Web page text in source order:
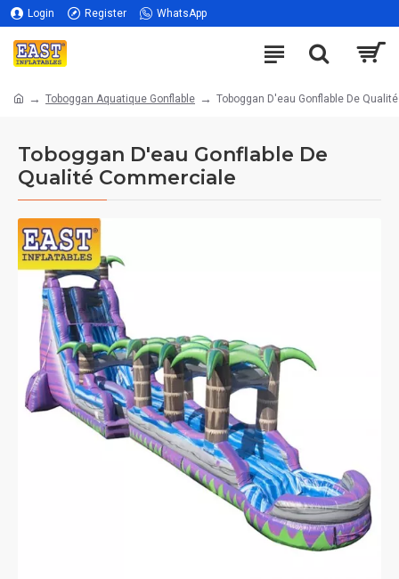
Login Register WhatsApp
Toboggan Aquatique Gonflable Toboggan D'eau Gonflable De
Toboggan D'eau Gonflable De
Qualité Commerciale